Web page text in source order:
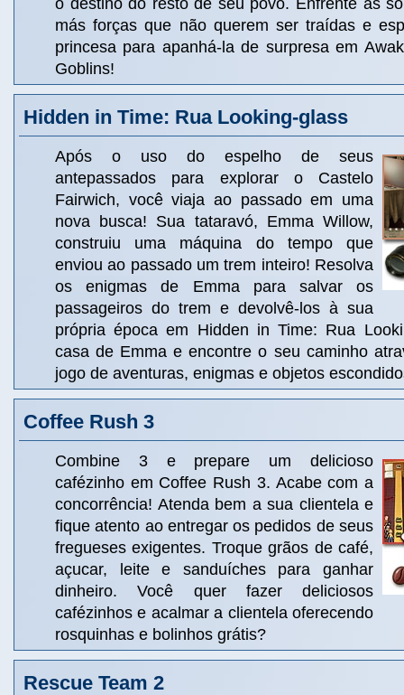
o destino do resto de seu povo. Enfrente as
más forças que não querem ser traídas e
princesa para apanhá-la de surpresa em
Goblins!
Hidden in Time: Rua Looking-glass
Após o uso do espelho de seus
antepassados para explorar o Castelo
Fairwich, você viaja ao passado em uma
nova busca! Sua tataravó, Emma Willow,
construiu uma máquina do tempo que
enviou ao passado um trem inteiro! Resolva
os enigmas de Emma para salvar os
passageiros do trem e devolvê-los à sua
própria época em Hidden in Time: Rua
casa de Emma e encontre o seu caminho
jogo de aventuras, enigmas e objetos
Coffee Rush 3
Combine 3 e prepare um delicioso
cafézinho em Coffee Rush 3. Acabe com a
concorrência! Atenda bem a sua clientela e
fique atento ao entregar os pedidos de seus
fregueses exigentes. Troque grãos de café,
açucar, leite e sanduíches para ganhar
dinheiro. Você quer fazer deliciosos
cafézinhos e acalmar a clientela oferecendo
rosquinhas e bolinhos grátis?
Rescue Team 2